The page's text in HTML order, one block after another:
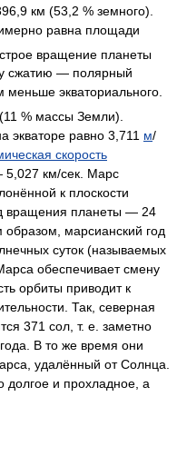
км (53,2 % земного).
равна площади
вращение планеты
сжатию — полярный
экваториального.
(11 % массы Земли).
экваторе равно 3,711 м/
скорость
км/сек. Марс
к плоскости
вращения планеты — 24
образом, марсианский год
суток (называемых
обеспечивает смену
орбиты приводит к
Так, северная
371 сол, т. е. заметно
В то же время они
удалённый от Солнца.
долгое и прохладное, а